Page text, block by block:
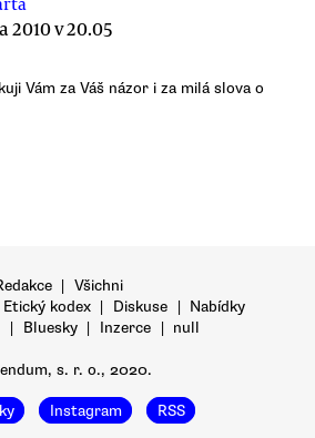
2010 v 20.05
Vám za Váš názor i za milá slova o
| Všichni
Etický kodex | Diskuse | Nabídky
| Bluesky | Inzerce | null
s. r. o., 2020.
Instagram RSS